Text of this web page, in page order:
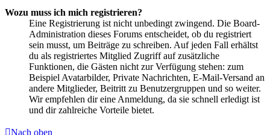
Wozu muss ich mich registrieren?
Eine Registrierung ist nicht unbedingt zwingend. Die Board-
Administration dieses Forums entscheidet, ob du registriert
sein musst, um Beiträge zu schreiben. Auf jeden Fall erhältst
du als registriertes Mitglied Zugriff auf zusätzliche
Funktionen, die Gästen nicht zur Verfügung stehen: zum
Beispiel Avatarbilder, Private Nachrichten, E-Mail-Versand an
andere Mitglieder, Beitritt zu Benutzergruppen und so weiter.
Wir empfehlen dir eine Anmeldung, da sie schnell erledigt ist
und dir zahlreiche Vorteile bietet.
Nach oben